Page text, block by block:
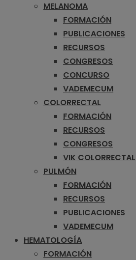
MELANOMA
FORMACIÓN
PUBLICACIONES
RECURSOS
CONGRESOS
CONCURSO
VADEMECUM
COLORRECTAL
FORMACIÓN
RECURSOS
CONGRESOS
VIK COLORRECTAL
PULMÓN
FORMACIÓN
RECURSOS
PUBLICACIONES
VADEMECUM
HEMATOLOGÍA
FORMACIÓN